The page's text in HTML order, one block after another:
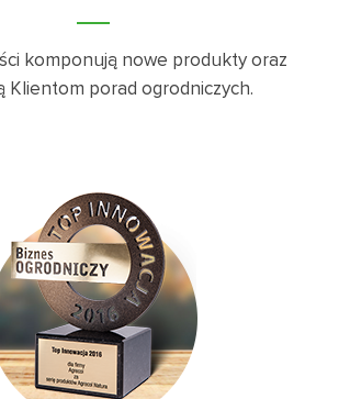
komponują nowe produkty oraz
Klientom porad ogrodniczych.